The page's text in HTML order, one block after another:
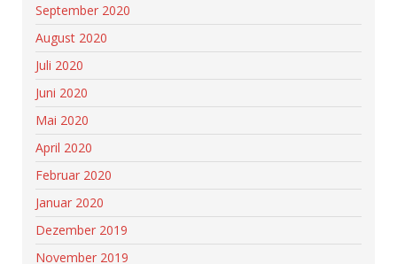
September 2020
August 2020
Juli 2020
Juni 2020
Mai 2020
April 2020
Februar 2020
Januar 2020
Dezember 2019
November 2019